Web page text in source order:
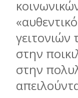
γειτονιών
στην
στην